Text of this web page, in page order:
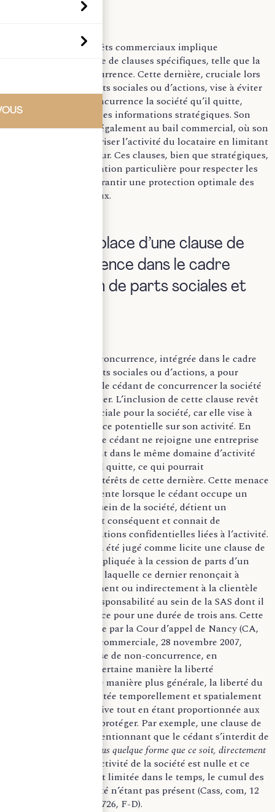
La gestion des intérêts commerciaux implique
fréquemment l’usage de clauses spécifiques, telle que la
clause de non-concurrence. Cette dernière, cruciale lors
d’une cession de parts sociales ou d’actions, vise à éviter
que le cédant ne concurrence la société qu’il quitte,
surtout s’il détient des informations stratégiques. Son
importance s’étend également au bail commercial, où son
inclusion peut sécuriser l’activité du locataire en limitant
les actions du bailleur. Ces clauses, bien que stratégiques,
requièrent une attention particulière pour respecter les
critères légaux et garantir une protection optimale des
intérêts commerciaux.
I. La mise en place d’une clause de
non-concurrence dans le cadre
d’une cession de parts sociales et
Une clause de non-concurrence, intégrée dans le cadre
d’une cession de parts sociales ou d’actions, a pour
objectif d’empêcher le cédant de concurrencer la société
qu’il choisit de quitter. L’inclusion de cette clause revêt
une importance cruciale pour la société, car elle vise à
prévenir toute menace potentielle sur son activité. En
effet, elle évite que le cédant ne rejoigne une entreprise
concurrente exerçant dans le même domaine d’activité
que l’entreprise qu’il quitte, ce qui pourrait
compromettre les intérêts de cette dernière. Cette menace
est encore plus présente lorsque le cédant occupe un
poste important au sein de la société, détient un
portefeuille de client conséquent et connait de
nombreuses informations confidentielles liées à l’activité.
A titre illustratif, il a été jugé comme licite une clause de
non-concurrence appliquée à la cession de parts d’un
ancien dirigeant par laquelle ce dernier renonçait à
s’intéresser directement ou indirectement à la clientèle
dont il avait eu la responsabilité au sein de la SAS dont il
était responsable et ce pour une durée de trois ans. Cette
décision a été rendue par la Cour d’appel de Nancy (CA,
Nancy, 2e chambre commerciale, 28 novembre 2007,
n°04/03391). La clause de non-concurrence, en
restreignant d’une certaine manière la liberté
d’entreprendre et, de manière plus générale, la liberté du
travail, doit être limitée temporellement et spatialement
de manière cumulative tout en étant proportionnée aux
intérêts légitimes à protéger. Par exemple, une clause de
non-concurrence mentionnant que le cédant s’interdit de
sous quelque forme que ce soit, directement
à l’activité de la société est nulle et ce
même si la clause est limitée dans le temps, le cumul des
conditions de validité n’étant pas présent (Cass, com, 12
février 2013 n°12-13.726, F-D).